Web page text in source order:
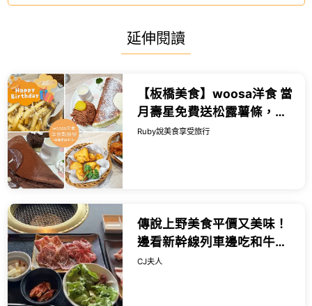
延伸閱讀
【板橋美食】woosa洋食 當
月壽星免費送松露薯條，必
點雲朵鬆餅，甜點比主餐更
Ruby說美食享受旅行
傳說上野美食平價又美味！
邊看新幹線列車邊吃和牛燒
肉，一份千日圓出頭就能吃
CJ夫人